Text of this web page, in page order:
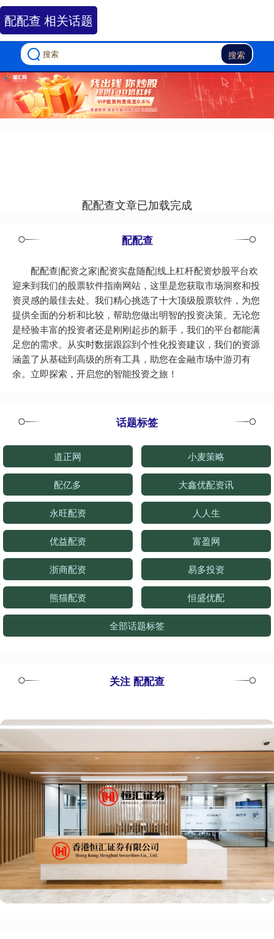
搜索
配配查 相关话题
配配查文章已加载完成
配配查
配配查|配资之家|配资实盘随配|线上杠杆配资炒股平台欢
迎来到我们的股票软件指南网站，这里是您获取市场洞察和投
资灵感的最佳去处。我们精心挑选了十大顶级股票软件，为您
提供全面的分析和比较，帮助您做出明智的投资决策。无论您
是经验丰富的投资者还是刚刚起步的新手，我们的平台都能满
足您的需求。从实时数据跟踪到个性化投资建议，我们的资源
涵盖了从基础到高级的所有工具，助您在金融市场中游刃有
余。立即探索，开启您的智能投资之旅！
话题标签
道正网 小麦策略
配亿多 大鑫优配资讯
永旺配资 人人生
优益配资 富盈网
浙商配资 易多投资
熊猫配资 恒盛优配
全部话题标签
关注 配配查